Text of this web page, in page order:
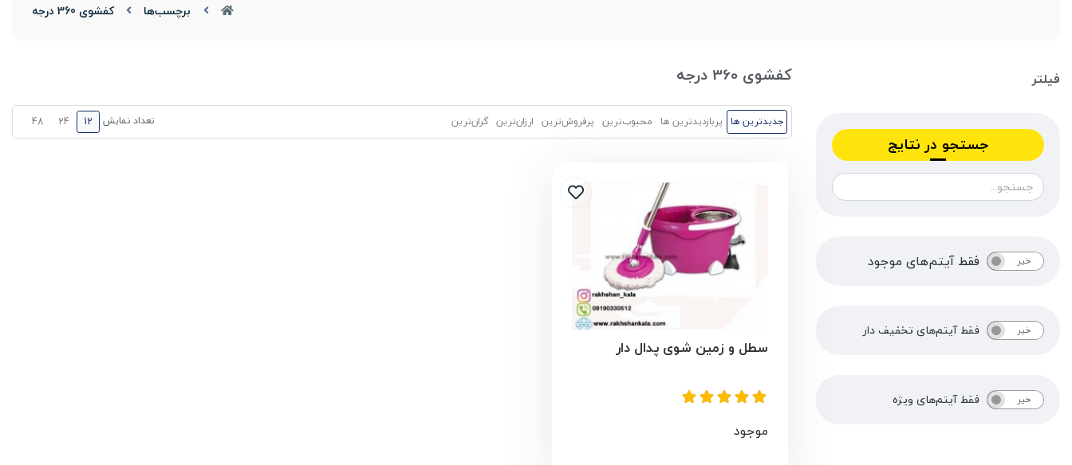
برچسب‌ها کفشوی 360 درجه
فیلتر
جستجو در نتایج
بله خیر فقط آیتم‌های موجود
بله خیر فقط آیتم‌های تخفیف دار
بله خیر فقط آیتم‌های ویژه
کفشوی 360 درجه
جدیدترین ها پربازدیدترین ها محبوب‌‌ترین پرفروش‌ترین ارزان‌ترین گران‌ترین تعداد نمایش 12
24
48
سطل و زمین شوی پدال دار
موجود